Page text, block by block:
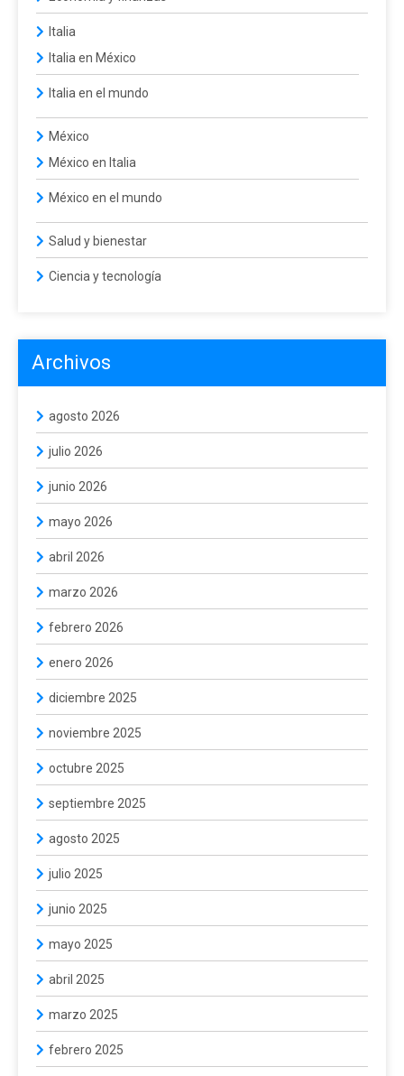
Italia
Italia en México
Italia en el mundo
México
México en Italia
México en el mundo
Salud y bienestar
Ciencia y tecnología
Archivos
agosto 2026
julio 2026
junio 2026
mayo 2026
abril 2026
marzo 2026
febrero 2026
enero 2026
diciembre 2025
noviembre 2025
octubre 2025
septiembre 2025
agosto 2025
julio 2025
junio 2025
mayo 2025
abril 2025
marzo 2025
febrero 2025